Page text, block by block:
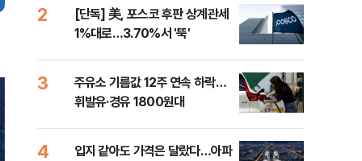
2
[단독] 美, 포스코 후판 상계관세
1%대로…3.70%서 '뚝'
3
주유소 기름값 12주 연속 하락…
휘발유·경유 1800원대
4
입지 같아도 가격은 달랐다…아파